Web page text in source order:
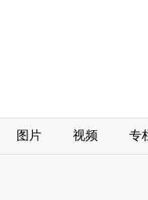
图片 视频 专